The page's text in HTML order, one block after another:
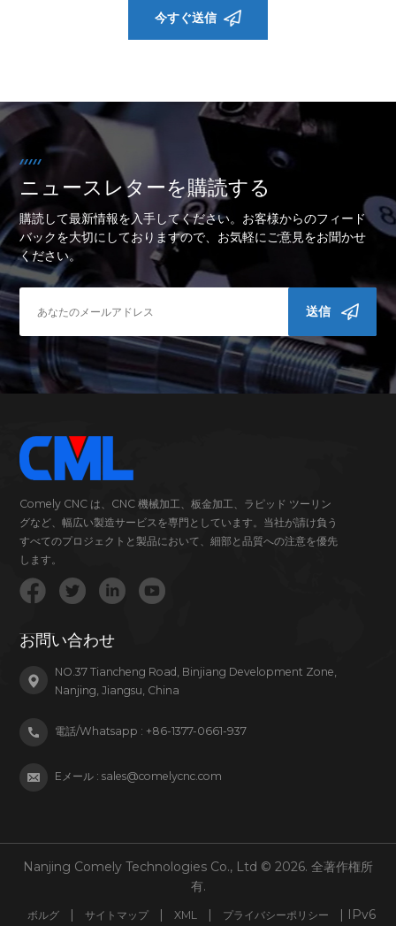
今すぐ送信
ニュースレターを購読する
購読して最新情報を入手してください。お客様からのフィード
バックを大切にしておりますので、お気軽にご意見をお聞かせ
ください。
送信
Comely CNC は、CNC 機械加工、板金加工、ラピッド ツーリン
グなど、幅広い製造サービスを専門としています。当社が請け負う
すべてのプロジェクトと製品において、細部と品質への注意を優先
します。
お問い合わせ
NO.37 Tiancheng Road, Binjiang Development Zone,
Nanjing, Jiangsu, China
電話/Whatsapp : +86-1377-0661-937
Eメール :sales@comelycnc.com
Nanjing Comely Technologies Co., Ltd © 2026. 全著作権所
有.
ボルグ | サイトマップ | XML | プライバシーポリシー | IPv6